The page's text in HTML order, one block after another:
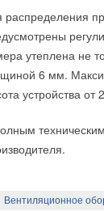
распределения
утеплена не
6 мм.
устройства от
Вентиляционное